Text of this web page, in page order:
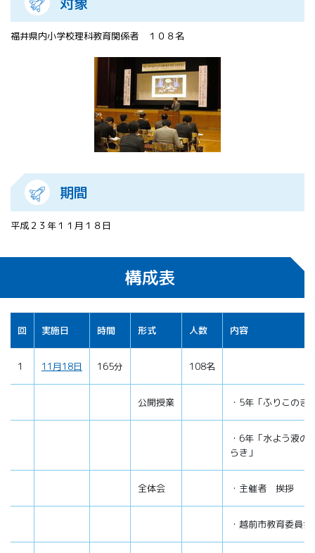
セミナー
ISEB（国際
宇宙教育会
議）
ISEB学生派
遣プログラ
ム
福井県内小学校理科教育関係者 １０８名
期間
平成２３年１１月１８日
構成表
回 実施日 時間 形式 人数 内容
1 11月18日 165分 108名
公開授業 ・5年「ふりこのき
・6年「水よう液の
らき」
全体会 ・主催者 挨拶
・越前市教育委員